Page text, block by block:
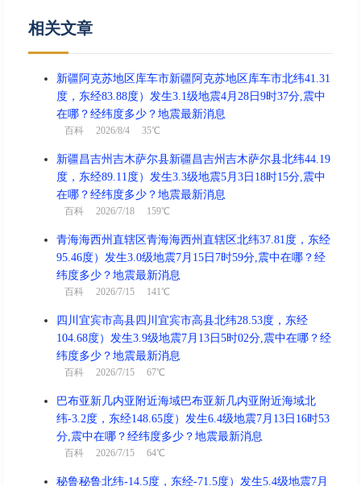
相关文章
新疆阿克苏地区库车市新疆阿克苏地区库车市北纬41.31
度，东经83.88度）发生3.1级地震4月28日9时37分,震中
在哪？经纬度多少？地震最新消息
百科 2026/8/4 35℃
新疆昌吉州吉木萨尔县新疆昌吉州吉木萨尔县北纬44.19
度，东经89.11度）发生3.3级地震5月3日18时15分,震中
在哪？经纬度多少？地震最新消息
百科 2026/7/18 159℃
青海海西州直辖区青海海西州直辖区北纬37.81度，东经
95.46度）发生3.0级地震7月15日7时59分,震中在哪？经
纬度多少？地震最新消息
百科 2026/7/15 141℃
四川宜宾市高县四川宜宾市高县北纬28.53度，东经
104.68度）发生3.9级地震7月13日5时02分,震中在哪？经
纬度多少？地震最新消息
百科 2026/7/15 67℃
巴布亚新几内亚附近海域巴布亚新几内亚附近海域北
纬-3.2度，东经148.65度）发生6.4级地震7月13日16时53
分,震中在哪？经纬度多少？地震最新消息
百科 2026/7/15 64℃
秘鲁秘鲁北纬-14.5度，东经-71.5度）发生5.4级地震7月